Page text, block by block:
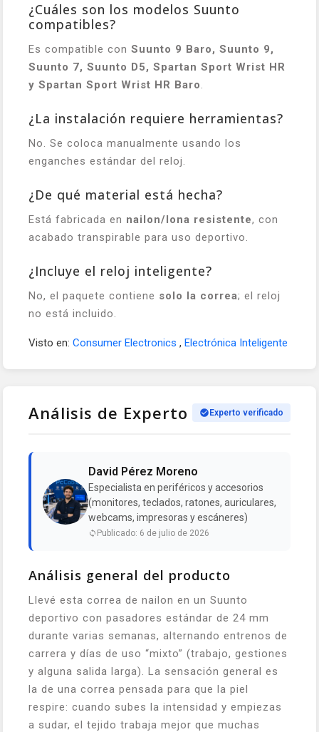
¿Cuáles son los modelos Suunto
compatibles?
Es compatible con Suunto 9 Baro, Suunto 9,
Suunto 7, Suunto D5, Spartan Sport Wrist HR
y Spartan Sport Wrist HR Baro.
¿La instalación requiere herramientas?
No. Se coloca manualmente usando los
enganches estándar del reloj.
¿De qué material está hecha?
Está fabricada en nailon/lona resistente, con
acabado transpirable para uso deportivo.
¿Incluye el reloj inteligente?
No, el paquete contiene solo la correa; el reloj
no está incluido.
Visto en: Consumer Electronics , Electrónica Inteligente
Análisis de Experto Experto verificado
David Pérez Moreno
Especialista en periféricos y accesorios
(monitores, teclados, ratones, auriculares,
webcams, impresoras y escáneres)
Publicado: 6 de julio de 2026
Análisis general del producto
Llevé esta correa de nailon en un Suunto
deportivo con pasadores estándar de 24 mm
durante varias semanas, alternando entrenos de
carrera y días de uso “mixto” (trabajo, gestiones
y alguna salida larga). La sensación general es
la de una correa pensada para que la piel
respire: cuando subes la intensidad y empiezas
a sudar, el tejido trabaja mejor que muchas